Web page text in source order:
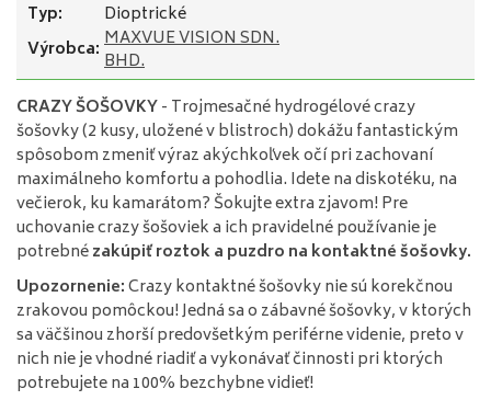
Typ:
Dioptrické
Výrobca: MAXVUE VISION SDN.
BHD.
CRAZY ŠOŠOVKY- Trojmesačné hydrogélové crazy
šošovky (2 kusy, uložené v blistroch) dokážu fantastickým
spôsobom zmeniť výraz akýchkoľvek očí pri zachovaní
maximálneho komfortu a pohodlia. Idete na diskotéku, na
večierok, ku kamarátom? Šokujte extra zjavom! Pre
uchovanie crazy šošoviek a ich pravidelné používanie je
potrebnézakúpiť roztok a puzdro na kontaktné šošovky.
Upozornenie:Crazy kontaktné šošovky nie sú korekčnou
zrakovou pomôckou! Jedná sa o zábavné šošovky, v ktorých
sa väčšinou zhorší predovšetkým periférne videnie, preto v
nich nie je vhodné riadiť a vykonávať činnosti pri ktorých
potrebujete na 100% bezchybne vidieť!